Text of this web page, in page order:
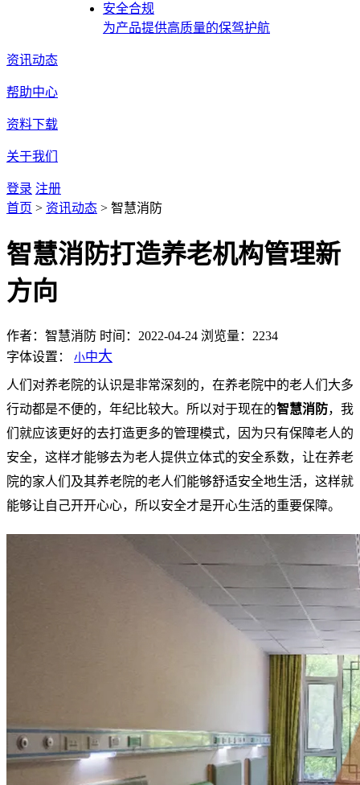
安全合规
为产品提供高质量的保驾护航
资讯动态
帮助中心
资料下载
关于我们
登录 注册
首页 > 资讯动态 > 智慧消防
智慧消防打造养老机构管理新
方向
作者：智慧消防 时间：2022-04-24 浏览量：2234
字体设置： 小中大
人们对养老院的认识是非常深刻的，在养老院中的老人们大多
行动都是不便的，年纪比较大。所以对于现在的智慧消防，我
们就应该更好的去打造更多的管理模式，因为只有保障老人的
安全，这样才能够去为老人提供立体式的安全系数，让在养老
院的家人们及其养老院的老人们能够舒适安全地生活，这样就
能够让自己开开心心，所以安全才是开心生活的重要保障。